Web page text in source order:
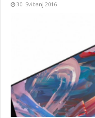
30. Svibanj 2016